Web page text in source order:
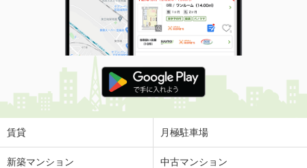
賃貸 月極駐車場
新築マンション 中古マンション